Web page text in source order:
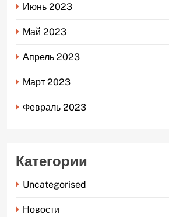
Июнь 2023
Май 2023
Апрель 2023
Март 2023
Февраль 2023
Категории
Uncategorised
Новости